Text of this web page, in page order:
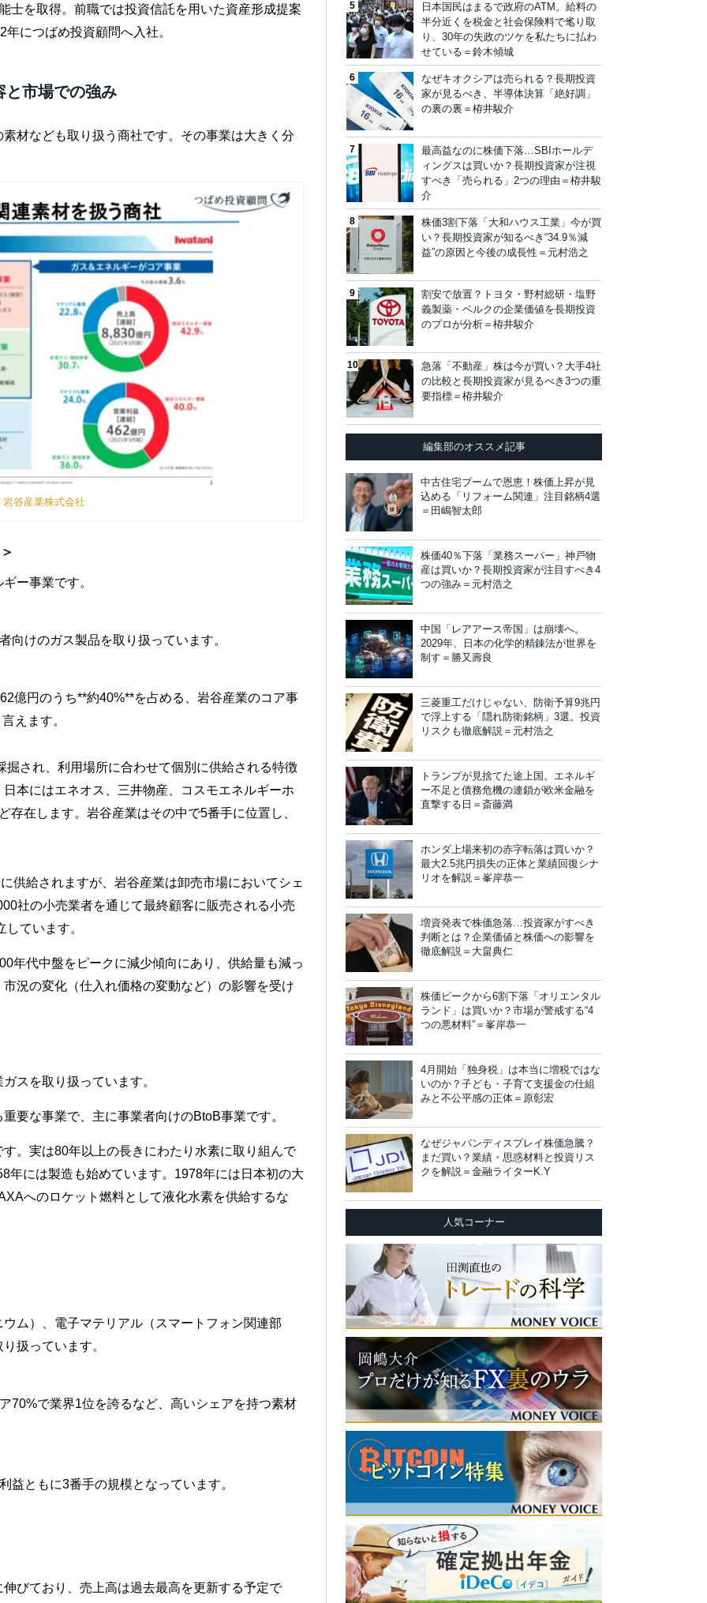
士を取得。前職では投資信託を用いた資産形成提案
につばめ投資顧問へ入社。
と市場での強み
材なども取り扱う商社です。その事業は大きく分
岩谷産業株式会社
ー事業です。
向けのガス製品を取り扱っています。
億円のうち**約40%**を占める、岩谷産業のコア事
えます。
され、利用場所に合わせて個別に供給される特徴
本にはエネオス、三井物産、コスモエネルギーホ
在します。岩谷産業はその中で5番手に位置し、
供給されますが、岩谷産業は卸売市場においてシェ
社の小売業者を通じて最終顧客に販売される小売
ています。
年代中盤をピークに減少傾向にあり、供給量も減っ
況の変化（仕入れ価格の変動など）の影響を受け
スを取り扱っています。
要な事業で、主に事業者向けのBtoB事業です。
。実は80年以上の長きにわたり水素に取り組んで
年には製造も始めています。1978年には日本初の大
へのロケット燃料として液化水素を供給するな
ム）、電子マテリアル（スマートフォン関連部
扱っています。
70%で業界1位を誇るなど、高いシェアを持つ素材
益ともに3番手の規模となっています。
びており、売上高は過去最高を更新する予定で
日本国民はまるで政府のATM。給料の
半分近くを税金と社会保険料で毟り取
り、30年の失政のツケを私たちに払わ
せている＝鈴木傾城
なぜキオクシアは売られる？長期投資
家が見るべき、半導体決算「絶好調」
の裏の裏＝栫井駿介
最高益なのに株価下落…SBIホールデ
ィングスは買いか？長期投資家が注視
すべき「売られる」2つの理由＝栫井駿
介
株価3割下落「大和ハウス工業」今が買
い？長期投資家が知るべき“34.9％減
益”の原因と今後の成長性＝元村浩之
割安で放置？トヨタ・野村総研・塩野
義製薬・ベルクの企業価値を長期投資
のプロが分析＝栫井駿介
急落「不動産」株は今が買い？大手4社
の比較と長期投資家が見るべき3つの重
要指標＝栫井駿介
編集部のオススメ記事
中古住宅ブームで恩恵！株価上昇が見
込める「リフォーム関連」注目銘柄4選
＝田嶋智太郎
株価40％下落「業務スーパー」神戸物
産は買いか？長期投資家が注目すべき4
つの強み＝元村浩之
中国「レアアース帝国」は崩壊へ。
2029年、日本の化学的精錬法が世界を
制す＝勝又壽良
三菱重工だけじゃない、防衛予算9兆円
で浮上する「隠れ防衛銘柄」3選。投資
リスクも徹底解説＝元村浩之
トランプが見捨てた途上国。エネルギ
ー不足と債務危機の連鎖が欧米金融を
直撃する日＝斎藤満
ホンダ上場来初の赤字転落は買いか？
最大2.5兆円損失の正体と業績回復シナ
リオを解説＝峯岸恭一
増資発表で株価急落…投資家がすべき
判断とは？企業価値と株価への影響を
徹底解説＝大畠典仁
株価ピークから6割下落「オリエンタル
ランド」は買いか？市場が警戒する“4
つの悪材料”＝峯岸恭一
4月開始「独身税」は本当に増税ではな
いのか？子ども・子育て支援金の仕組
みと不公平感の正体＝原彰宏
なぜジャパンディスプレイ株価急騰？
まだ買い？業績・思惑材料と投資リス
クを解説＝金融ライターK.Y
人気コーナー